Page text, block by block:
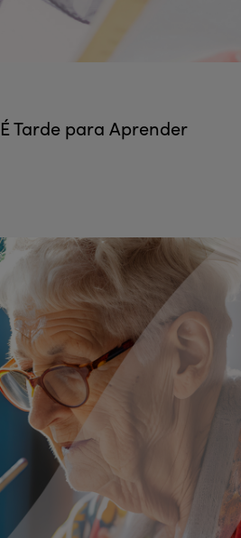
Tarde para Aprender